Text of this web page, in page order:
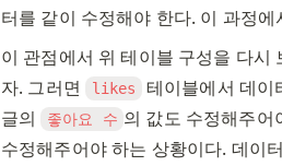
터를 같이 수정해야 한다. 이 과정
이 관점에서 위 테이블 구성을 다
자. 그러면
likes
테이블에서 데이
글의
좋아요 수 의 값도 수정해주어
수정해주어야 하는 상황이다. 데이